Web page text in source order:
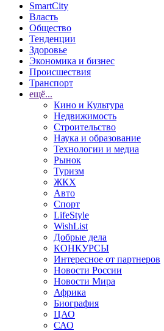
SmartCity
Власть
Общество
Тенденции
Здоровье
Экономика и бизнес
Происшествия
Транспорт
ещё...
Кино и Культура
Недвижимость
Строительство
Наука и образование
Технологии и медиа
Рынок
Туризм
ЖКХ
Авто
Спорт
LifeStyle
WishList
Добрые дела
КОНКУРСЫ
Интересное от партнеров
Новости России
Новости Мира
Африка
Биография
ЦАО
САО